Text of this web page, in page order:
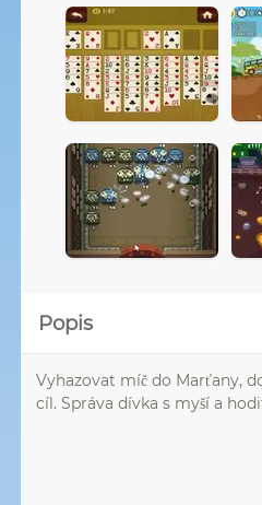
Popis
Vyhazovat míč do Marťany,
cíl. Správa dívka s myší a